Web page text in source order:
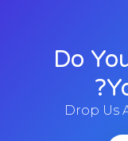
Do
Drop Us